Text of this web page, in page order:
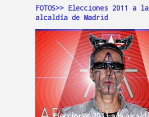
FOTOS>> Elecciones 2011 a la
alcaldía de Madrid